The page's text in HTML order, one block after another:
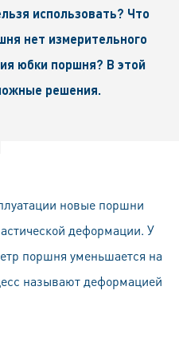
использовать? Что
нет измерительного
юбки поршня? В этой
решения.
новые поршни
деформации. У
поршня уменьшается на
называют деформацией